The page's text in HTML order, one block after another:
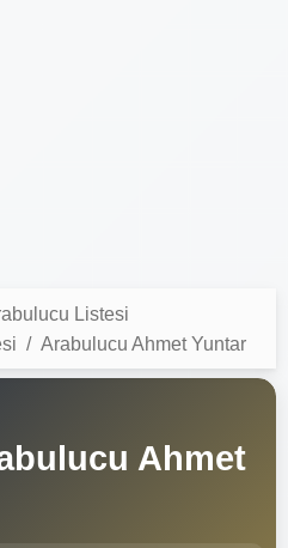
Listesi
Arabulucu Ahmet Yuntar
Ahmet